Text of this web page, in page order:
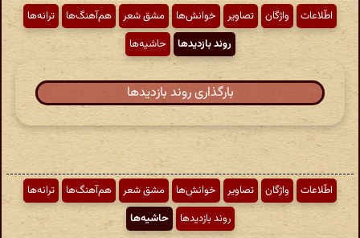
اطّلاعات واژگان تصاویر خوانش‌ها مشق شعر هم‌آهنگ‌ها
ترانه‌ها
روند بازدیدها
حاشیه‌ها
بارگذاری روند بازدیدها
اطّلاعات واژگان تصاویر خوانش‌ها مشق شعر هم‌آهنگ‌ها
ترانه‌ها
روند بازدیدها
حاشیه‌ها